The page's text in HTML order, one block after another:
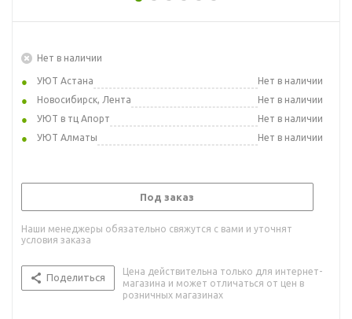
Нет в наличии
УЮТ Астана
Нет в наличии
Новосибирск, Лента
Нет в наличии
УЮТ в тц Апорт
Нет в наличии
УЮТ Алматы
Нет в наличии
Под заказ
Наши менеджеры обязательно свяжутся с вами и уточнят
условия заказа
Поделиться
Цена действительна только для интернет-
магазина и может отличаться от цен в
розничных магазинах